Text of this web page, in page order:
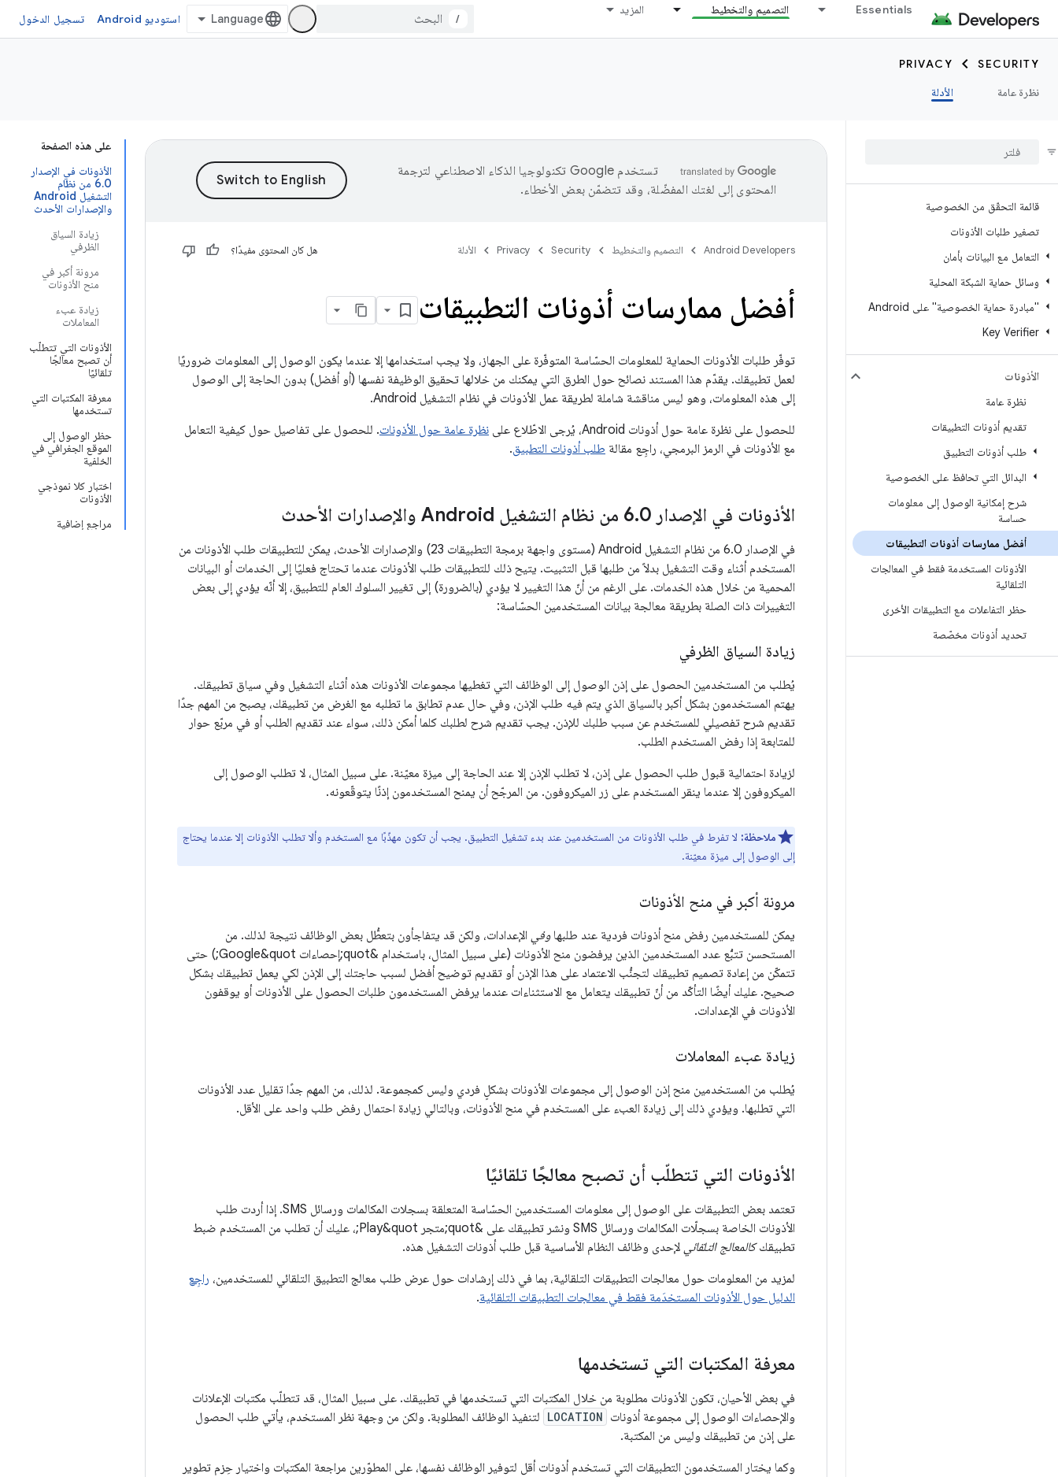
Essentials التصميم والتخطيط المزيد
/ استوديو Android تسجيل الدخول
SECURITY
PRIVACY
نظرة عامة
الأدلة
قائمة التحقّق من الخصوصية
تصغير طلبات الأذونات
التعامل مع البيانات بأمان
وسائل حماية الشبكة المحلية
"مبادرة حماية الخصوصية" على Android
Key Verifier
الأذونات
نظرة عامة
تقديم أذونات التطبيقات
طلب أذونات التطبيق
البدائل التي تحافظ على الخصوصية
شرح إمكانية الوصول إلى معلومات
حساسة
أفضل ممارسات أذونات التطبيقات
الأذونات المستخدمة فقط في المعالجات
التلقائية
حظر التفاعلات مع التطبيقات الأخرى
تحديد أذونات مخصّصة
على هذه الصفحة
الأذونات في الإصدار
6.0 من نظام
التشغيل Android
والإصدارات الأحدث
زيادة السياق
الظرفي
مرونة أكبر في
منح الأذونات
زيادة عبء
المعاملات
الأذونات التي تتطلّب
أن تصبح معالجًا
تلقائيًا
معرفة المكتبات التي
تستخدمها
حظر الوصول إلى
الموقع الجغرافي في
الخلفية
اختبار كلا نموذجي
الأذونات
مراجع إضافية
تستخدم Google تكنولوجيا الذكاء الاصطناعي لترجمة
المحتوى إلى لغتك المفضّلة، وقد تتضمّن بعض الأخطاء.
Android Developers التصميم والتخطيط Security
Privacy الأدلة هل كان المحتوى مفيدًا؟
أفضل ممارسات أذونات التطبيقات
توفّر طلبات الأذونات الحماية للمعلومات الحسّاسة المتوفّرة على الجهاز، ولا يجب استخدامها إلا عندما يكون الوصول إلى المعلومات ضروريًا
لعمل تطبيقك. يقدّم هذا المستند نصائح حول الطرق التي يمكنك من خلالها تحقيق الوظيفة نفسها (أو أفضل) بدون الحاجة إلى الوصول
إلى هذه المعلومات، وهو ليس مناقشة شاملة لطريقة عمل الأذونات في نظام التشغيل Android.
للحصول على نظرة عامة حول أذونات Android، يُرجى الاطّلاع على
نظرة عامة حول الأذونات. للحصول على تفاصيل حول كيفية التعامل
مع الأذونات في الرمز البرمجي، راجِع مقالة طلب أذونات التطبيق.
الأذونات في الإصدار 6 .0 من نظام التشغيل Android والإصدارات الأحدث
في الإصدار 6.0 من نظام التشغيل Android (مستوى واجهة برمجة التطبيقات 23) والإصدارات الأحدث، يمكن للتطبيقات طلب الأذونات من
المستخدم أثناء وقت التشغيل بدلاً من طلبها قبل التثبيت. يتيح ذلك للتطبيقات طلب الأذونات عندما تحتاج فعليًا إلى الخدمات أو البيانات
المحمية من خلال هذه الخدمات. على الرغم من أنّ هذا التغيير لا يؤدي (بالضرورة) إلى تغيير السلوك العام للتطبيق، إلا أنّه يؤدي إلى بعض
التغييرات ذات الصلة بطريقة معالجة بيانات المستخدمين الحسّاسة:
زيادة السياق الظرفي
يُطلب من المستخدمين الحصول على إذن الوصول إلى الوظائف التي تغطيها مجموعات الأذونات هذه أثناء التشغيل وفي سياق تطبيقك.
يهتم المستخدمون بشكل أكبر بالسياق الذي يتم فيه طلب الإذن، وفي حال عدم تطابق ما تطلبه مع الغرض من تطبيقك، يصبح من المهم جدًا
تقديم شرح تفصيلي للمستخدم عن سبب طلبك للإذن. يجب تقديم شرح لطلبك كلما أمكن ذلك، سواء عند تقديم الطلب أو في مربّع حوار
للمتابعة إذا رفض المستخدم الطلب.
لزيادة احتمالية قبول طلب الحصول على إذن، لا تطلب الإذن إلا عند الحاجة إلى ميزة معيّنة. على سبيل المثال، لا تطلب الوصول إلى
الميكروفون إلا عندما ينقر المستخدم على زر الميكروفون. من المرجّح أن يمنح المستخدمون إذنًا يتوقّعونه.
ملاحظة: لا تفرط في طلب الأذونات من المستخدمين عند بدء تشغيل التطبيق. يجب أن تكون مهذّبًا مع المستخدم وألا تطلب الأذونات إلا عندما يحتاج
إلى الوصول إلى ميزة معيّنة.
مرونة أكبر في منح الأذونات
يمكن للمستخدمين رفض منح أذونات فردية عند طلبهاوفي الإعدادات، ولكن قد يتفاجأون بتعطُّل بعض الوظائف نتيجة لذلك. من
المستحسن تتبُّع عدد المستخدمين الذين يرفضون منح الأذونات (على سبيل المثال، باستخدام &quot;إحصاءات Google&quot;) حتى
تتمكّن من إعادة تصميم تطبيقك لتجنُّب الاعتماد على هذا الإذن أو تقديم توضيح أفضل لسبب حاجتك إلى الإذن لكي يعمل تطبيقك بشكل
صحيح. عليك أيضًا التأكّد من أنّ تطبيقك يتعامل مع الاستثناءات عندما يرفض المستخدمون طلبات الحصول على الأذونات أو يوقفون
الأذونات في الإعدادات.
زيادة عبء المعاملات
يُطلب من المستخدمين منح إذن الوصول إلى مجموعات الأذونات بشكلٍ فردي وليس كمجموعة. لذلك، من المهم جدًا تقليل عدد الأذونات
التي تطلبها. ويؤدي ذلك إلى زيادة العبء على المستخدم في منح الأذونات، وبالتالي زيادة احتمال رفض طلب واحد على الأقل.
الأذونات التي تتطلّب أن تصبح معالجًا تلقائيًا
تعتمد بعض التطبيقات على الوصول إلى معلومات المستخدمين الحسّاسة المتعلقة بسجلات المكالمات ورسائل SMS. إذا أردت طلب
الأذونات الخاصة بسجلّات المكالمات ورسائل SMS ونشر تطبيقك على &quot;متجر Play&quot;، عليك أن تطلب من المستخدم ضبط
تطبيقككالمعالج التلقائي لإحدى وظائف النظام الأساسية قبل طلب أذونات التشغيل هذه.
لمزيد من المعلومات حول معالجات التطبيقات التلقائية، بما في ذلك إرشادات حول عرض طلب معالج التطبيق التلقائي للمستخدمين، راجِع
الدليل حول الأذونات المستخدَمة فقط في معالجات التطبيقات التلقائية.
معرفة المكتبات التي تستخدمها
في بعض الأحيان، تكون الأذونات مطلوبة من خلال المكتبات التي تستخدمها في تطبيقك. على سبيل المثال، قد تتطلّب مكتبات الإعلانات
والإحصاءات الوصول إلى مجموعة أذونات LOCATION لتنفيذ الوظائف المطلوبة. ولكن من وجهة نظر المستخدم، يأتي طلب الحصول
على إذن من تطبيقك وليس من المكتبة.
وكما يختار المستخدمون التطبيقات التي تستخدم أذونات أقل لتوفير الوظائف نفسها، على المطوّرين مراجعة المكتبات واختيار حِزم تطوير